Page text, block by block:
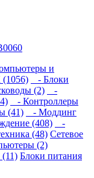
и
- Блоки
(2)
-
- Контроллеры
(41)
- Моддинг
(408)
-
(48) Сетевое
(2)
Блоки питания